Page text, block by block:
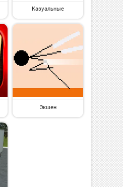
Казуальные
Экшен